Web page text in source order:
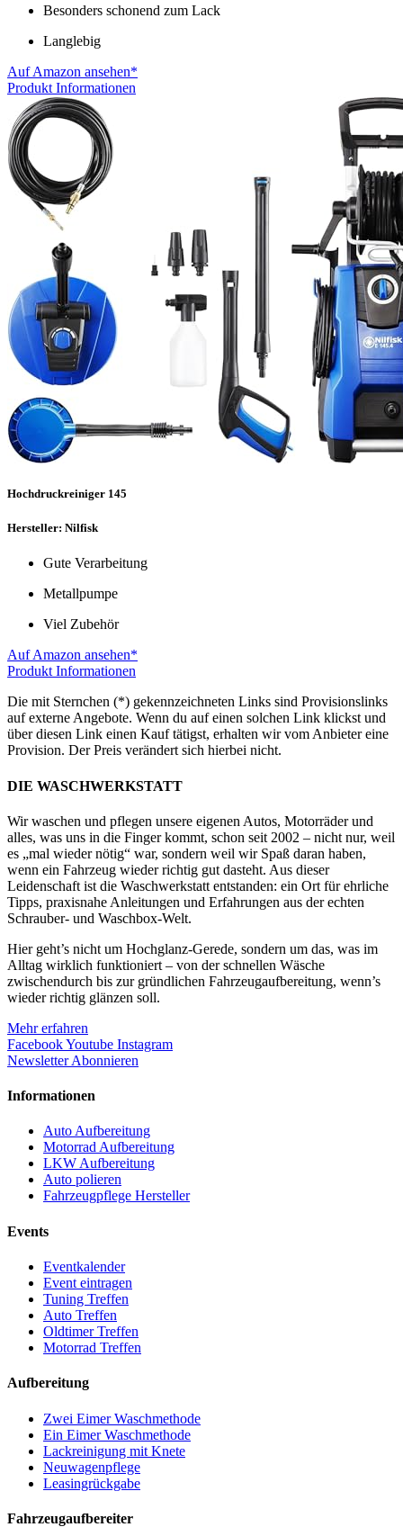
Besonders schonend zum Lack
Langlebig
Auf Amazon ansehen*
Produkt Informationen
Hochdruckreiniger 145
Hersteller: Nilfisk
Gute Verarbeitung
Metallpumpe
Viel Zubehör
Auf Amazon ansehen*
Produkt Informationen
Die mit Sternchen (*) gekennzeichneten Links sind Provisionslinks
auf externe Angebote. Wenn du auf einen solchen Link klickst und
über diesen Link einen Kauf tätigst, erhalten wir vom Anbieter eine
Provision. Der Preis verändert sich hierbei nicht.
DIE WASCHWERKSTATT
Wir waschen und pflegen unsere eigenen Autos, Motorräder und
alles, was uns in die Finger kommt, schon seit 2002 – nicht nur, weil
es „mal wieder nötig“ war, sondern weil wir Spaß daran haben,
wenn ein Fahrzeug wieder richtig gut dasteht. Aus dieser
Leidenschaft ist die Waschwerkstatt entstanden: ein Ort für ehrliche
Tipps, praxisnahe Anleitungen und Erfahrungen aus der echten
Schrauber- und Waschbox-Welt.
Hier geht’s nicht um Hochglanz-Gerede, sondern um das, was im
Alltag wirklich funktioniert – von der schnellen Wäsche
zwischendurch bis zur gründlichen Fahrzeugaufbereitung, wenn’s
wieder richtig glänzen soll.
Mehr erfahren
FacebookYoutube Instagram
Newsletter Abonnieren
Informationen
Auto Aufbereitung
Motorrad Aufbereitung
LKW Aufbereitung
Auto polieren
Fahrzeugpflege Hersteller
Events
Eventkalender
Event eintragen
Tuning Treffen
Auto Treffen
Oldtimer Treffen
Motorrad Treffen
Aufbereitung
Zwei Eimer Waschmethode
Ein Eimer Waschmethode
Lackreinigung mit Knete
Neuwagenpflege
Leasingrückgabe
Fahrzeugaufbereiter